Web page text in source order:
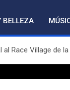
BELLEZA
al Race Village de